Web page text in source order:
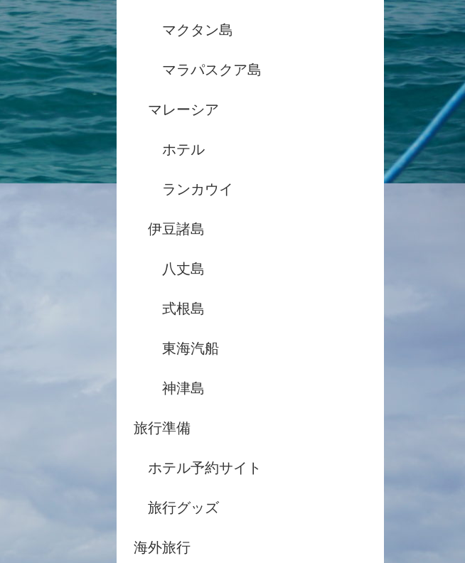
マクタン島
マラパスクア島
マレーシア
ホテル
ランカウイ
伊豆諸島
八丈島
式根島
東海汽船
神津島
旅行準備
ホテル予約サイト
旅行グッズ
海外旅行